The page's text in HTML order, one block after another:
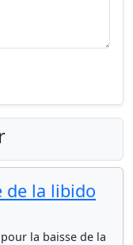
de la libido
la baisse de la